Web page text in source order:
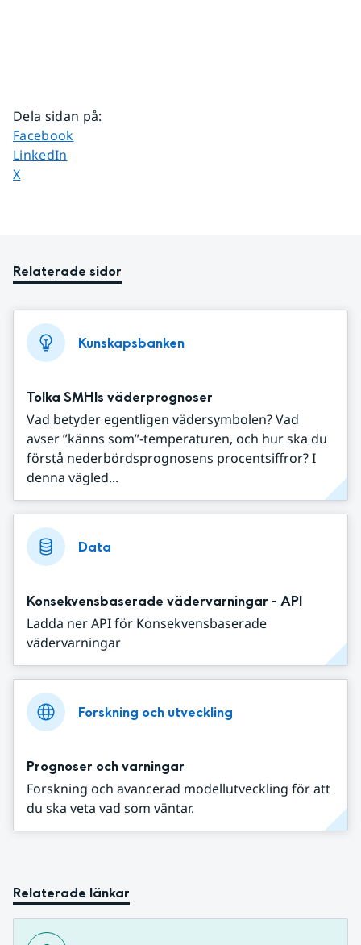
Dela sidan på:
Dela sidan på
Facebook
Dela sidan på
LinkedIn
Dela sidan på
X
Relaterade sidor
Kunskapsbanken
Tolka SMHIs väderprognoser
Vad betyder egentligen vädersymbolen? Vad
avser ”känns som”-temperaturen, och hur ska du
förstå nederbördsprognosens procentsiffror? I
denna vägled...
Data
Konsekvensbaserade vädervarningar - API
Ladda ner API för Konsekvensbaserade
vädervarningar
Forskning och utveckling
Prognoser och varningar
Forskning och avancerad modellutveckling för att
du ska veta vad som väntar.
Relaterade länkar